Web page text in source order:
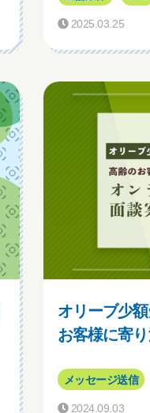
2025.03.25
オリーブ少
お客様に寄
メッセージ送信
2024.09.03